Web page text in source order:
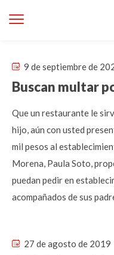
9 de septiembre de
Buscan multar
Que un restaurante le
hijo, aún con usted
mil pesos al
Morena, Paula Soto,
puedan pedir en
acompañados de sus
27 de agosto de 2019